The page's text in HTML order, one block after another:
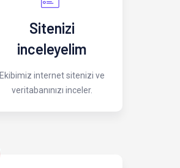
Sitenizi
inceleyelim
Ekibimiz internet sitenizi ve
veritabanınızı inceler.